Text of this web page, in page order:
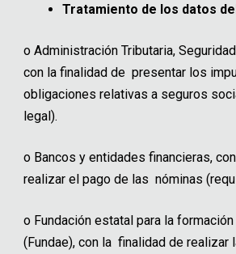
Tratamiento de los datos
o Administración Tributaria,
con la finalidad de presentar los
obligaciones relativas a seguros
legal).
o Bancos y entidades financieras,
realizar el pago de las nóminas
o Fundación estatal para la
(Fundae), con la finalidad de realizar